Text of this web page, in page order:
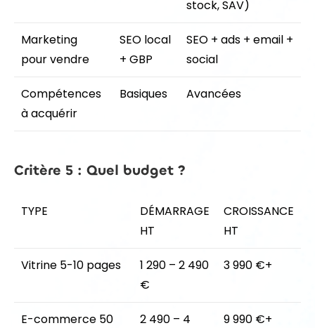
stock, SAV)
Marketing
pour vendre
SEO local
+ GBP
SEO + ads + email +
social
Compétences
à acquérir
Basiques Avancées
Critère 5 : Quel budget ?
TYPE
DÉMARRAGE
HT
CROISSANCE
HT
Vitrine 5-10 pages
1 290 – 2 490
€
3 990 €+
E-commerce 50
2 490 – 4
9 990 €+